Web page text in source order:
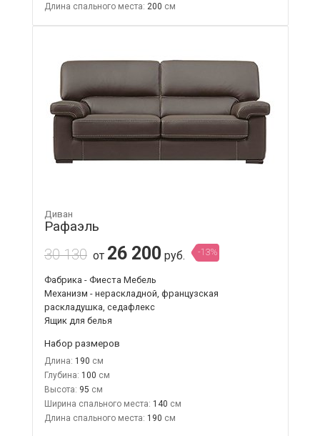
Длина спального места: 200
Диван
Рафаэль
30 130 от 26 200 руб. -13%
Фабрика - Фиеста Мебель
Механизм - нераскладной, французская
раскладушка, седафлекс
Ящик для белья
Набор размеров
Длина: 190
Глубина: 100
Высота: 95
Ширина спального места: 140
Длина спального места: 190